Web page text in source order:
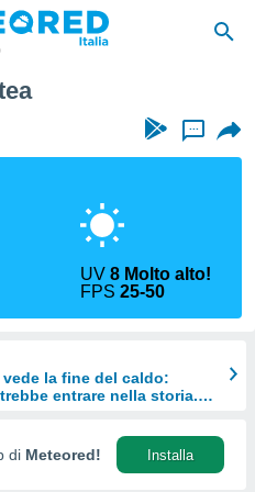
...
UV8 Molto alto!
FPS25-50
la fine del caldo:
entrare nella storia.
di Meteored! Installa